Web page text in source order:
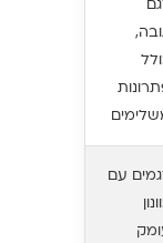
עם